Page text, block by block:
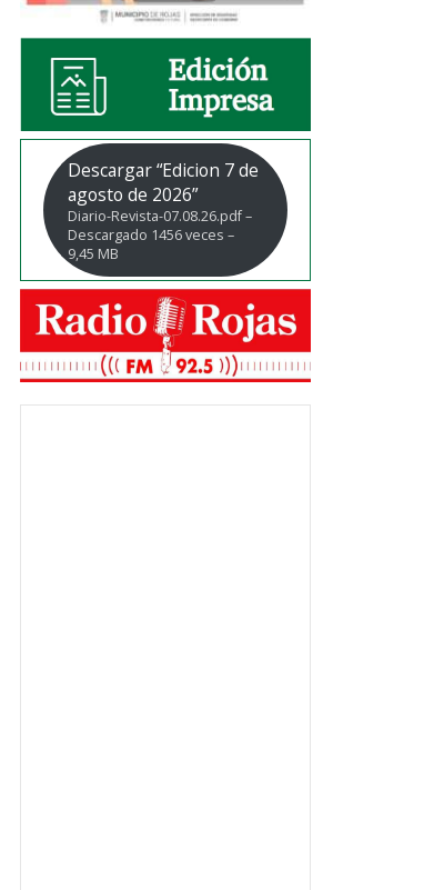
Descargar “Edicion 7 de
agosto de 2026”
Diario-Revista-07.08.26.pdf –
Descargado 1456 veces –
9,45 MB